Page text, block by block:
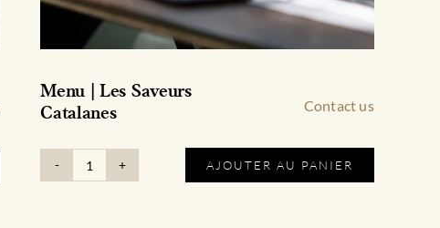
Menu | Les Saveurs
Catalanes
Contact us
quantité
AJOUTER AU PANIER